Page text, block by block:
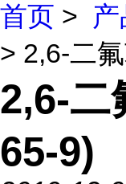
首页 >
> 2,6-二
2,6-二
65-9)